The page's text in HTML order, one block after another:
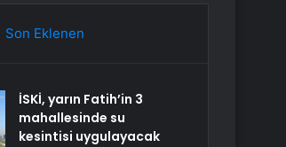
Son Eklenen
İSKİ, yarın Fatih’in 3
mahallesinde su
kesintisi uygulayacak